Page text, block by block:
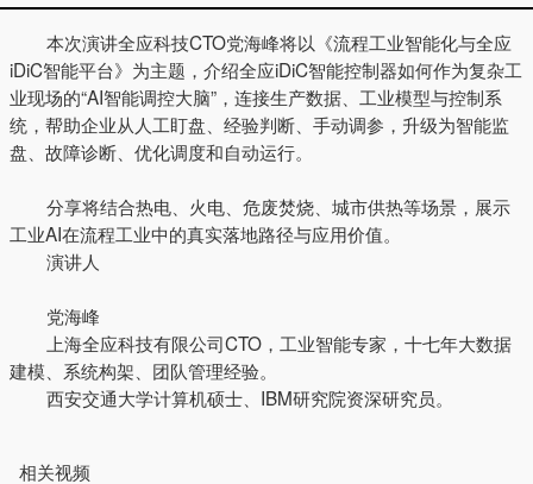
本次演讲全应科技CTO党海峰将以《流程工业智能化与全应
iDiC智能平台》为主题，介绍全应iDiC智能控制器如何作为复杂工
业现场的“AI智能调控大脑”，连接生产数据、工业模型与控制系
统，帮助企业从人工盯盘、经验判断、手动调参，升级为智能监
盘、故障诊断、优化调度和自动运行。
分享将结合热电、火电、危废焚烧、城市供热等场景，展示
工业AI在流程工业中的真实落地路径与应用价值。
演讲人
党海峰
上海全应科技有限公司CTO，工业智能专家，十七年大数据
建模、系统构架、团队管理经验。
西安交通大学计算机硕士、IBM研究院资深研究员。
相关视频